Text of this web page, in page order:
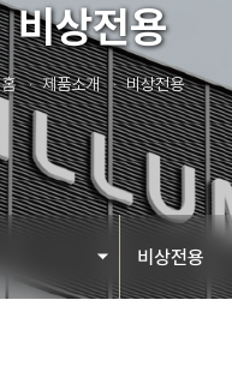
비상전용
홈 제품소개 비상전용
비상전용